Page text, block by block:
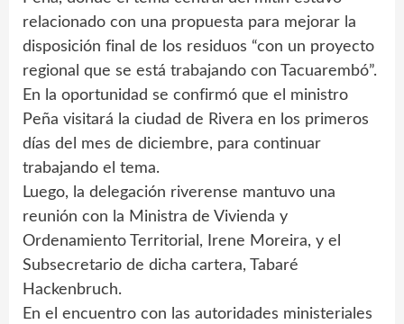
relacionado con una propuesta para mejorar la
disposición final de los residuos “con un proyecto
regional que se está trabajando con Tacuarembó”.
En la oportunidad se confirmó que el ministro
Peña visitará la ciudad de Rivera en los primeros
días del mes de diciembre, para continuar
trabajando el tema.
Luego, la delegación riverense mantuvo una
reunión con la Ministra de Vivienda y
Ordenamiento Territorial, Irene Moreira, y el
Subsecretario de dicha cartera, Tabaré
Hackenbruch.
En el encuentro con las autoridades ministeriales